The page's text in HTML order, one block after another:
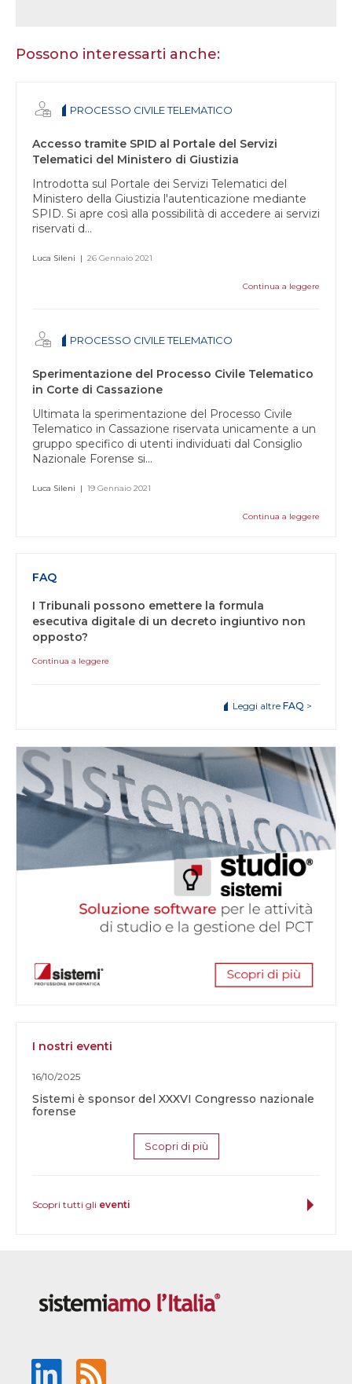
essere
questo
campo
Possono interessarti anche:
PROCESSO CIVILE TELEMATICO
Accesso tramite SPID al Portale del Servizi
Telematici del Ministero di Giustizia
Introdotta sul Portale dei Servizi Telematici del
Ministero della Giustizia l'autenticazione mediante
SPID. Si apre così alla possibilità di accedere ai servizi
riservati d...
Luca Sileni | 26 Gennaio 2021
Continua a leggere
PROCESSO CIVILE TELEMATICO
Sperimentazione del Processo Civile Telematico
in Corte di Cassazione
Ultimata la sperimentazione del Processo Civile
Telematico in Cassazione riservata unicamente a un
gruppo specifico di utenti individuati dal Consiglio
Nazionale Forense si...
Luca Sileni | 19 Gennaio 2021
Continua a leggere
FAQ
I Tribunali possono emettere la formula
esecutiva digitale di un decreto ingiuntivo non
opposto?
Continua a leggere
Leggi altre FAQ >
I nostri eventi
16/10/2025
Sistemi è sponsor del XXXVI Congresso nazionale
forense
Scopri di più
Scopri tutti gli eventi